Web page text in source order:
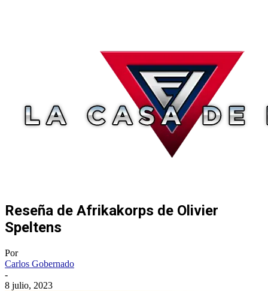
Reseña de Afrikakorps de Olivier
Speltens
Por
Carlos Gobernado
-
8 julio, 2023